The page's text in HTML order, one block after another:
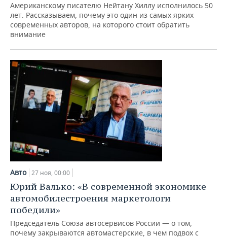
Американскому писателю Нейтану Хиллу исполнилось 50
лет. Рассказываем, почему это один из самых ярких
современных авторов, на которого стоит обратить
внимание
Авто 27 ноя, 00:00
Юрий Валько: «В современной экономике
автомобилестроения маркетологи
победили»
Председатель Союза автосервисов России — о том,
почему закрываются автомастерские, в чем подвох с